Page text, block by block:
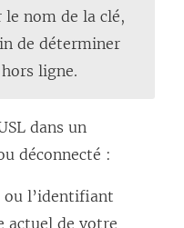
nom de la clé,
de déterminer
ligne.
dans un
déconnecté :
ou l’identifiant
actuel de votre